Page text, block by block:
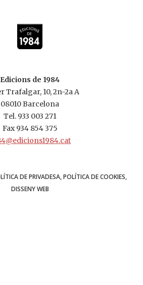
Edicions de 1984
Trafalgar, 10, 2n-2a A
08010 Barcelona
Tel. 933 003 271
Fax 934 854 375
DE PRIVADESA POLÍTICA DE COOKIES
DISSENY WEB